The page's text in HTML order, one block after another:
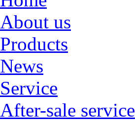
About us
Products
News
Service
After-sale service